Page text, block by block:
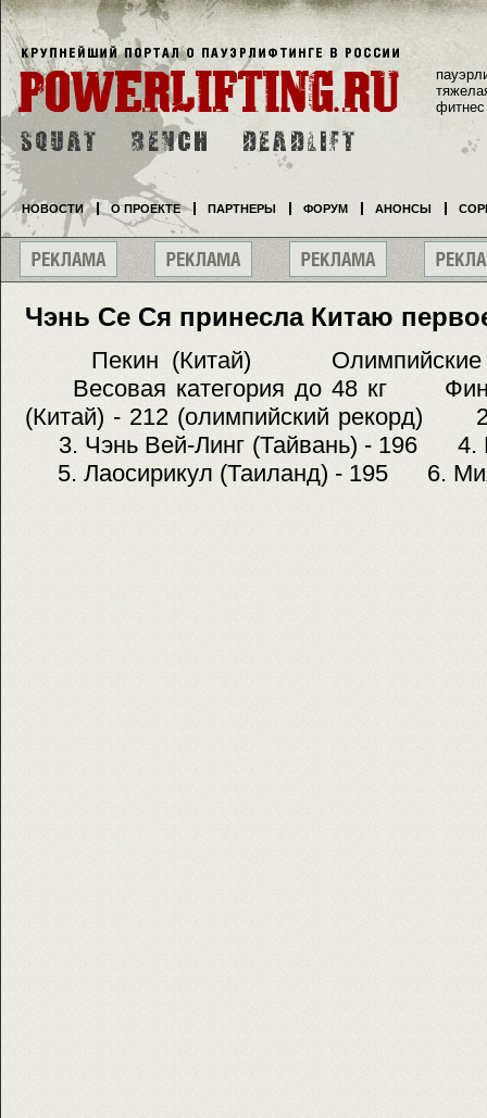
Чэнь Се Ся принесла Китаю
Пекин (Китай)
Весовая категория до 48 кг
(Китай) - 212 (олимпийский рекорд)
3. Чэнь Вей-Линг (Тайвань) - 196 4.
5. Лаосирикул (Таиланд) - 195 6.
фитнес
НОВОСТИ О ПРОЕКТЕ ПАРТНЕРЫ ФОРУМ АНОНСЫ